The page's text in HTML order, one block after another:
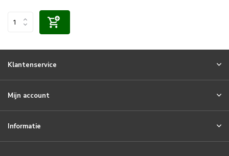
Klantenservice
Mijn account
Informatie